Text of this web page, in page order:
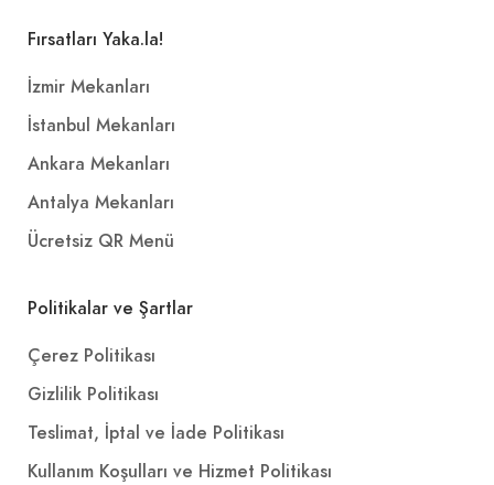
Fırsatları Yaka.la!
İzmir Mekanları
İstanbul Mekanları
Ankara Mekanları
Antalya Mekanları
Ücretsiz QR Menü
Politikalar ve Şartlar
Çerez Politikası
Gizlilik Politikası
Teslimat, İptal ve İade Politikası
Kullanım Koşulları ve Hizmet Politikası